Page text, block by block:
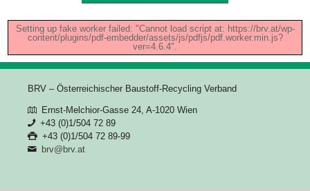
Setting up fake worker failed: "Cannot load script at: https://brv.at/wp-
content/plugins/pdf-embedder/assets/js/pdfjs/pdf.worker.min.js?
ver=4.6.4".
BRV – Österreichischer Baustoff-Recycling Verband
Ernst-Melchior-Gasse 24, A-1020 Wien
+43 (0)1/504 72 89
+43 (0)1/504 72 89-99
brv@brv.at